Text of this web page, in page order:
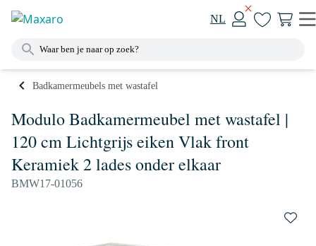
NL
Badkamermeubels met wastafel
Modulo Badkamermeubel met wastafel |
120 cm Lichtgrijs eiken Vlak front
Keramiek 2 lades onder elkaar
BMW17-01056